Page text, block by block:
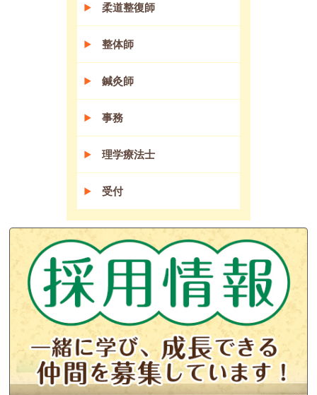
柔道整復師
整体師
鍼灸師
事務
理学療法士
受付